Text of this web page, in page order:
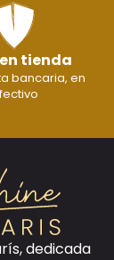
tienda
bancaria, en
dedicada